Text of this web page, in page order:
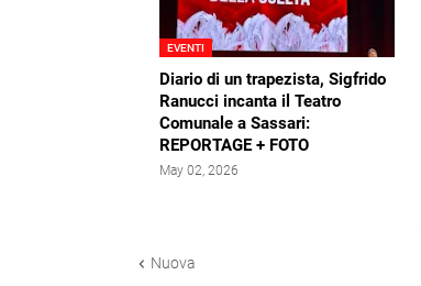
EVENTI
Diario di un trapezista, Sigfrido
Ranucci incanta il Teatro
Comunale a Sassari:
REPORTAGE + FOTO
May 02, 2026
Nuova